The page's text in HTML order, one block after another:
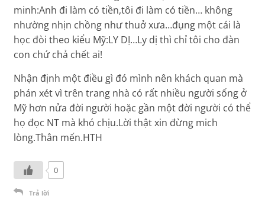
minh:Anh đi làm có tiền,tôi đi làm có tiền… không
nhường nhịn chồng như thuở xưa…đụng một cái là
học đòi theo kiểu Mỹ:LY DỊ…Ly dị thì chỉ tôi cho đàn
con chứ chả chết ai!
Nhận định một điều gì đó mình nên khách quan mà
phán xét vì trên trang nhà có rất nhiều người sống ở
Mỹ hơn nửa đời người hoặc gần một đời người có thể
họ đọc NT mà khó chịu.Lời thật xin đừng mich
lòng.Thân mến.HTH
0
Trả lời